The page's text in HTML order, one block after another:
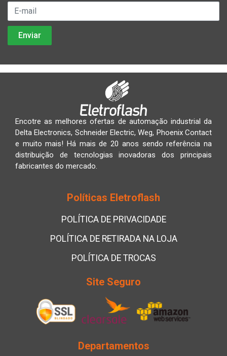
Encotre as melhores ofertas de automação industrial da
Delta Electronics, Schneider Electric, Weg, Phoenix Contact
e muito mais! Há mais de 20 anos sendo referência na
distribuição de tecnologias inovadoras dos principais
fabricantes do mercado.
Políticas Eletroflash
POLÍTICA DE PRIVACIDADE
POLÍTICA DE RETIRADA NA LOJA
POLÍTICA DE TROCAS
Site Seguro
Departamentos